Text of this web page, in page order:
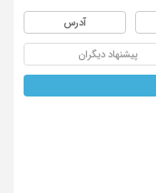
آدرس
پیشنهاد دیگران